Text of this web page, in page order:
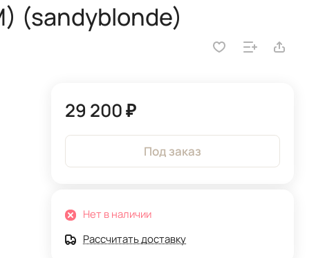
(sandyblonde)
29 200 ₽
Под заказ
Нет в наличии
Рассчитать доставку